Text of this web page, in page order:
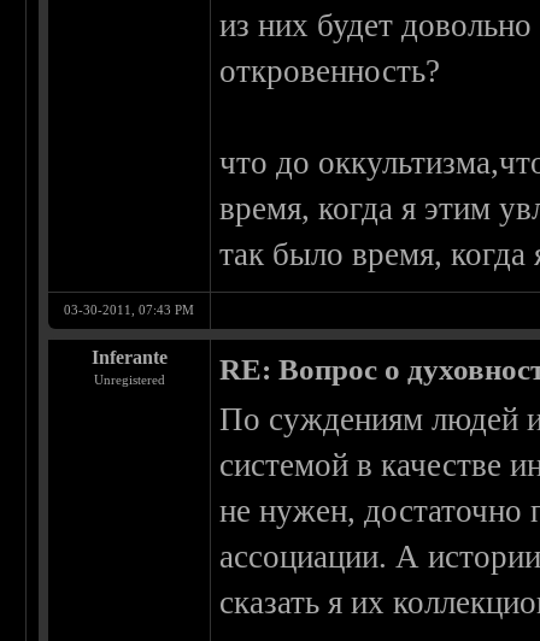
из них будет
откровенность?
что до
время, когда я этим
так было время, когда
03-30-2011, 07:43 PM
Inferante
Unregistered RE: Вопрос о
По суждениям людей
системой в качестве
не нужен, достаточно
ассоциации. А
сказать я их